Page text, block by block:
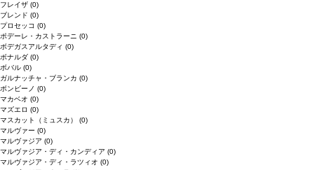
フレイザ (0)
ブレンド (0)
プロセッコ (0)
ポデーレ・カストラーニ (0)
ボデガスアルタディ (0)
ボナルダ (0)
ボバル (0)
ガルナッチャ・ブランカ (0)
ボンビーノ (0)
マカベオ (0)
マズエロ (0)
マスカット（ミュスカ） (0)
マルヴァー (0)
マルヴァジア (0)
マルヴァジア・ディ・カンディア (0)
マルヴァジア・ディ・ラツィオ (0)